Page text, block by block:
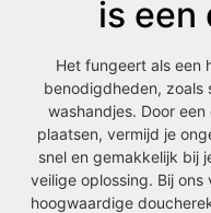
is een
Het fungeert als een
benodigdheden, zoals
washandjes. Door
plaatsen, vermijd je
snel en gemakkelijk bij
veilige oplossing. Bij
hoogwaardige